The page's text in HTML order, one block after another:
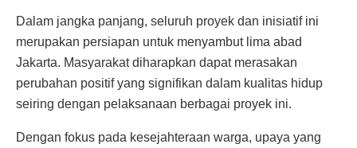
Dalam jangka panjang, seluruh proyek dan inisiatif ini
merupakan persiapan untuk menyambut lima abad
Jakarta. Masyarakat diharapkan dapat merasakan
perubahan positif yang signifikan dalam kualitas hidup
seiring dengan pelaksanaan berbagai proyek ini.
Dengan fokus pada kesejahteraan warga, upaya yang